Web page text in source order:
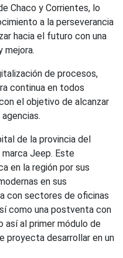
Chaco y Corrientes, lo
a la perseverancia
hacia el futuro con una
mejora.
de procesos,
continua en todos
el objetivo de alcanzar
de la provincia del
Jeep. Este
en la región por sus
en sus
con sectores de oficinas
como una postventa con
así al primer módulo de
proyecta desarrollar en un